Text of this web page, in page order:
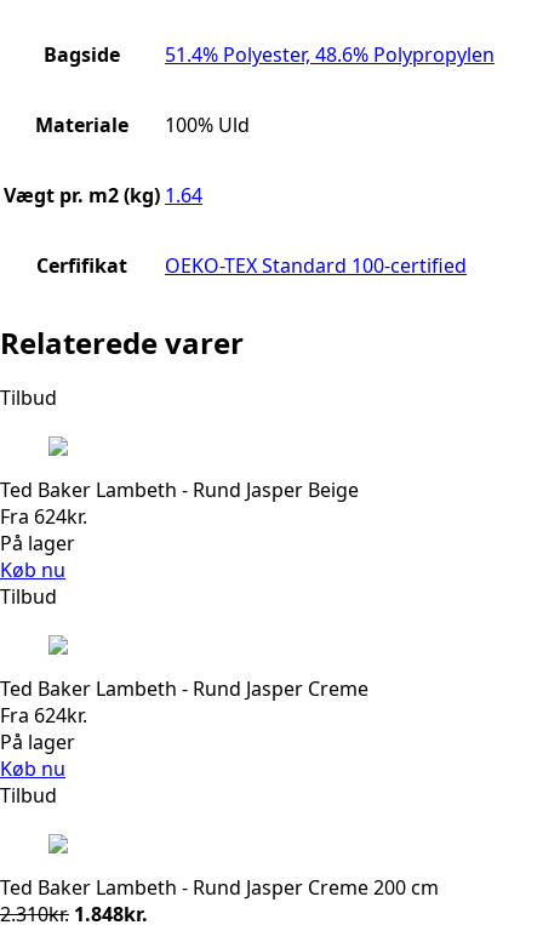
Bagside 51.4% Polyester, 48.6% Polypropylen
Materiale 100% Uld
Vægt pr. m2 (kg) 1.64
Cerfifikat OEKO-TEX Standard 100-certified
Relaterede varer
Tilbud
Ted Baker Lambeth - Rund Jasper Beige
Fra 624kr.
På lager
Køb nu
Tilbud
Ted Baker Lambeth - Rund Jasper Creme
Fra 624kr.
På lager
Køb nu
Tilbud
Ted Baker Lambeth - Rund Jasper Creme 200 cm
2.310kr. Den
1.848kr.